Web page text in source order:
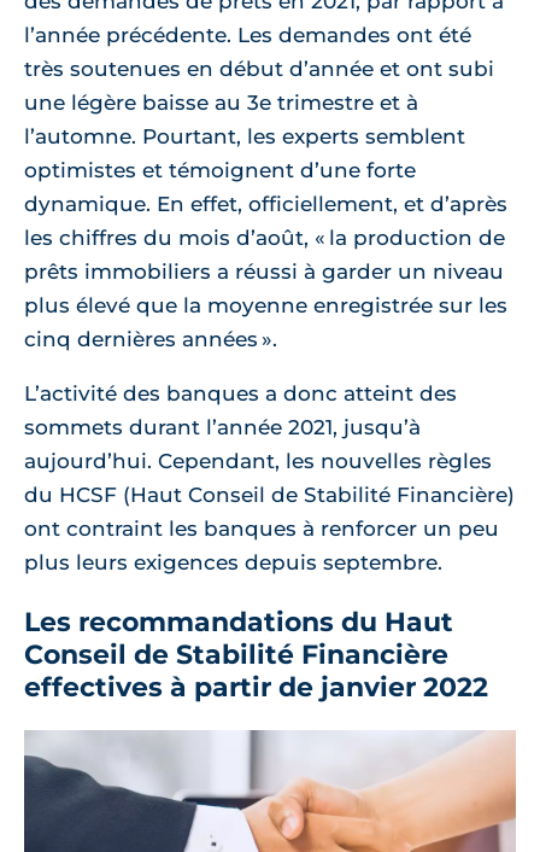
l’année précédente. Les demandes ont été
très soutenues en début d’année et ont subi
une légère baisse au 3e trimestre et à
l’automne. Pourtant, les experts semblent
optimistes et témoignent d’une forte
dynamique. En effet, officiellement, et d’après
les chiffres du mois d’août, « la production de
prêts immobiliers a réussi à garder un niveau
plus élevé que la moyenne enregistrée sur les
cinq dernières années ».
L’activité des banques a donc atteint des
sommets durant l’année 2021, jusqu’à
aujourd’hui. Cependant, les nouvelles règles
du HCSF (Haut Conseil de Stabilité Financière)
ont contraint les banques à renforcer un peu
plus leurs exigences depuis septembre.
Les recommandations du Haut
Conseil de Stabilité Financière
effectives à partir de janvier 2022